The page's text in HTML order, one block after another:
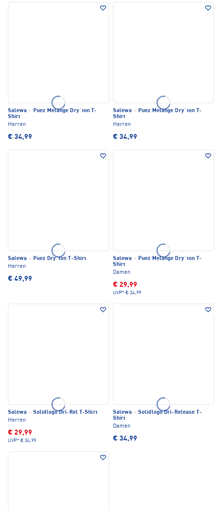
Salewa · Puez Melange Dry´ton T-
Shirt
Herren
€ 34,99
Salewa · Puez Melange Dry´ton T-
Shirt
Herren
€ 34,99
Salewa · Puez Dry´ton T-Shirt
Herren
€ 49,99
Salewa · Puez Melange Dry´ton T-
Shirt
Damen
€ 29,99
UVP* € 34,99
Salewa · Solidlogo Dri-Rel T-Shirt
Herren
€ 29,99
UVP* € 34,99
Salewa · Solidlogo Dri-Release T-
Shirt
Damen
€ 34,99